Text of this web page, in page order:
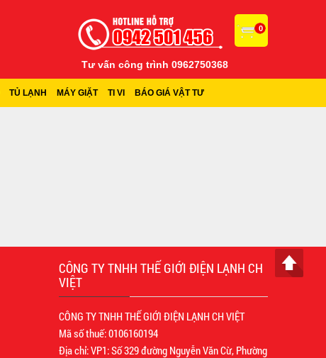
0
Tư vấn công trình 0962750368
TỦ LẠNH MÁY GIẶT TI VI BÁO GIÁ VẬT TƯ
CÔNG TY TNHH THẾ GIỚI ĐIỆN LẠNH CH
VIỆT
CÔNG TY TNHH THẾ GIỚI ĐIỆN LẠNH CH VIỆT
Mã số thuế: 0106160194
Địa chỉ: VP1: Số 329 đường Nguyễn Văn Cừ, Phường